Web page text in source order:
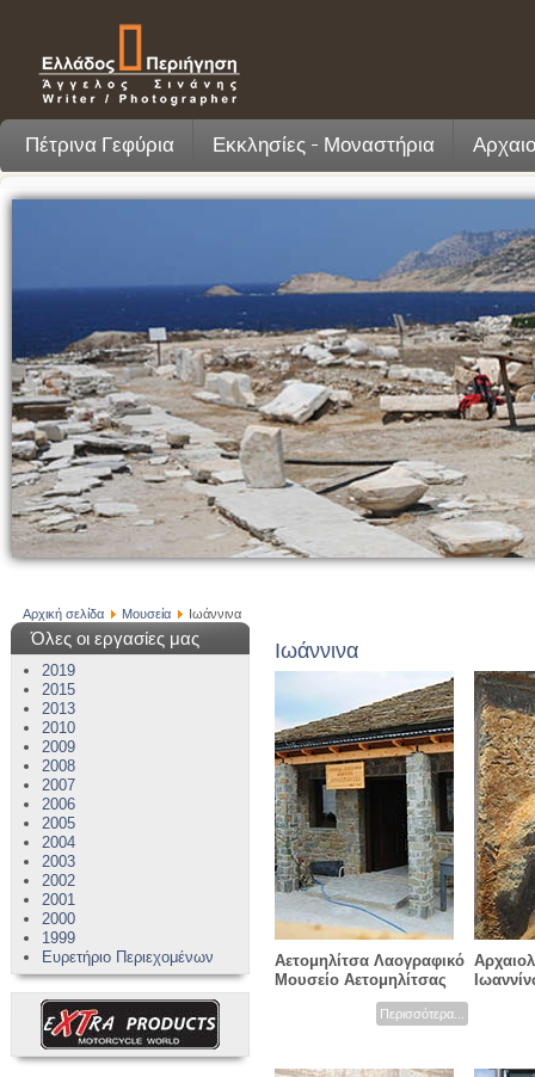
Πέτρινα Γεφύρια Εκκλησίες - Μοναστήρια
Αρχική σελίδα Μουσεία Ιωάννινα
Όλες οι εργασίες μας
2019
2015
2013
2010
2009
2008
2007
2006
2005
2004
2003
2002
2001
2000
1999
Ευρετήριο Περιεχομένων
Ιωάννινα
Αετομηλίτσα Λαογραφικό
Μουσείο Αετομηλίτσας
Περισσότερα...